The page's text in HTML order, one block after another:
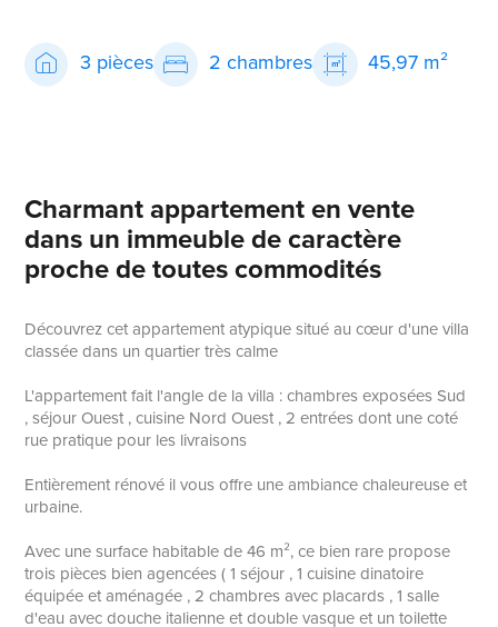
3 pièces 2 chambres 45,97 m²
Charmant appartement en vente
dans un immeuble de caractère
proche de toutes commodités
Découvrez cet appartement atypique situé au cœur d'une villa
classée dans un quartier très calme
L'appartement fait l'angle de la villa : chambres exposées Sud
, séjour Ouest , cuisine Nord Ouest , 2 entrées dont une coté
rue pratique pour les livraisons
Entièrement rénové il vous offre une ambiance chaleureuse et
urbaine.
Avec une surface habitable de 46 m², ce bien rare propose
trois pièces bien agencées ( 1 séjour , 1 cuisine dinatoire
équipée et aménagée , 2 chambres avec placards , 1 salle
d'eau avec douche italienne et double vasque et un toilette